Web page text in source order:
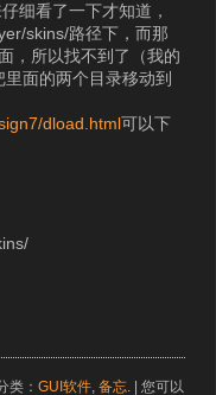
细看了一下才知道，
skins/路径下，而那
，所以找不到了（我的
面的两个目录移动到
dload.html可以下
类：GUI软件 ,备忘 . | 您可以